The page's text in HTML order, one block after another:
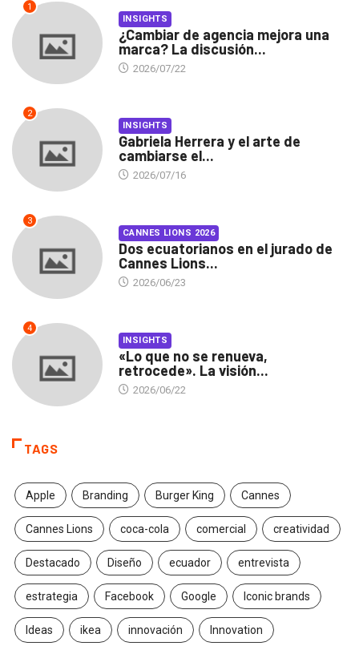
1
INSIGHTS
¿Cambiar de agencia mejora una
marca? La discusión...
2026/07/22
2
INSIGHTS
Gabriela Herrera y el arte de
cambiarse el...
2026/07/16
3
CANNES LIONS 2026
Dos ecuatorianos en el jurado de
Cannes Lions...
2026/06/23
4
INSIGHTS
«Lo que no se renueva,
retrocede». La visión...
2026/06/22
TAGS
Apple Branding Burger King Cannes
Cannes Lions coca-cola comercial creatividad
Destacado Diseño ecuador entrevista
estrategia Facebook Google Iconic brands
Ideas ikea innovación Innovation